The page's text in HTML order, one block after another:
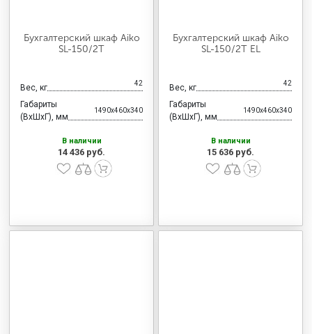
Бухгалтерский шкаф Aiko
SL-150/2Т
Вес, кг 42
Габариты
(ВхШхГ), мм
1490x460x340
В наличии
14 436 руб.
Бухгалтерский шкаф Aiko
SL-150/2Т EL
Вес, кг 42
Габариты
(ВхШхГ), мм
1490x460x340
В наличии
15 636 руб.